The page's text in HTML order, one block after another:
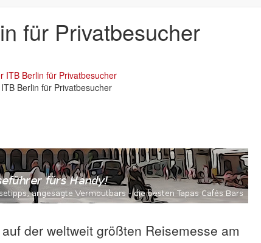
für Privatbesucher
Berlin für Privatbesucher
der weltweit größten Reisemesse am